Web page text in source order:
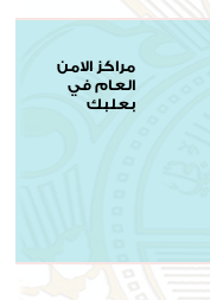
مراكز الامن
العام في
بعلبك